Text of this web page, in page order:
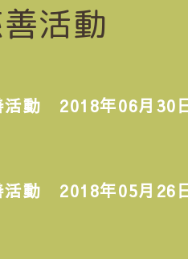
活動
動 2018年06月30
動 2018年05月26